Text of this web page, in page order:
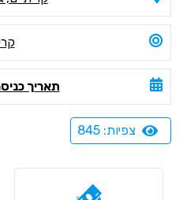
תאריך
צפיות: 845